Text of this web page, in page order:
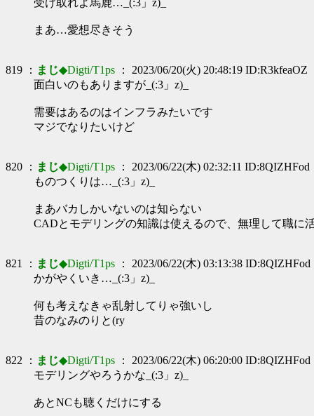
受け取れよ馬鹿…_(:3」z)_
まあ…愛想尽きそう
819 ： まじ◆Digti/T1ps ： 2023/06/20(火) 20:48:19 ID:R3kfeaOZ
面白いのもありますが_(:3」z)_
需要はあるのはインフラみたいです
マジでなりたいけど
820 ： まじ◆Digti/T1ps ： 2023/06/22(木) 02:32:11 ID:8QIZHFod
ものつくりは…_(:3」z)_
まあバカしかいないのは知らない
CADとモデリングの知識は使えるので、無理して職に
821 ： まじ◆Digti/T1ps ： 2023/06/22(木) 03:13:38 ID:8QIZHFod
かがやくいき…_(:3」z)_
何も考えなきゃ乱射してりゃ強いし
昔のなみのりと(ry
822 ： まじ◆Digti/T1ps ： 2023/06/22(木) 06:20:00 ID:8QIZHFod
モデリングやろうかな_(:3」z)_
あとNCも聴くだけにする